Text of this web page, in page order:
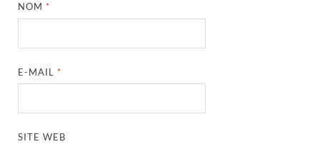
NOM *
E-MAIL *
SITE WEB